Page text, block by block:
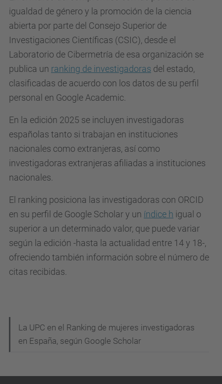
igualdad de género y la promoción de la ciencia
abierta por parte del Consejo Superior de
Investigaciones Científicas (CSIC), desde el
Laboratorio de Cibermetría de esa organización se
publica un ranking de investigadoras del estado,
clasificadas de acuerdo con los datos de su perfil
personal en Google Academic.
En la edición 2025 se incluyen investigadoras
españolas tanto si trabajan en instituciones
nacionales como extranjeras, así como
investigadoras extranjeras afiliadas a instituciones
nacionales.
El ranking posiciona las investigadoras con ORCID
en su perfil de Google Scholar y un índice h igual o
superior a un determinado valor, que puede variar
según la edición -hasta la actualidad entre 14 y 18-,
ofreciendo también información sobre el número de
citas recibidas.
e
La UPC en el Ranking de mujeres investigadoras
en España, según Google Scholar